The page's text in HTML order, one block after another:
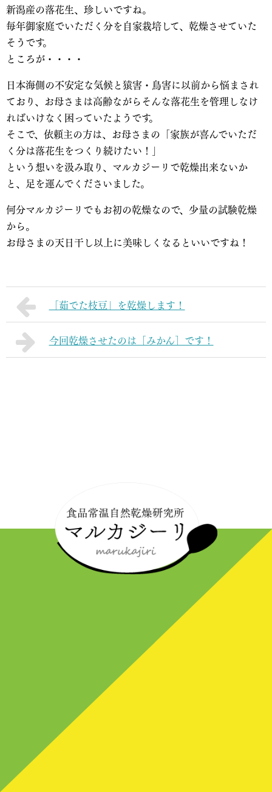
新潟産の落花生、珍しいですね。
毎年御家庭でいただく分を自家栽培して、乾燥させていた
そうです。
ところが・・・・
日本海側の不安定な気候と猿害・鳥害に以前から悩まされ
ており、お母さまは高齢ながらそんな落花生を管理しなけ
ればいけなく困っていたようです。
そこで、依頼主の方は、お母さまの「家族が喜んでいただ
く分は落花生をつくり続けたい！」
という想いを汲み取り、マルカジーリで乾燥出来ないか
と、足を運んでくださいました。
何分マルカジーリでもお初の乾燥なので、少量の試験乾燥
から。
お母さまの天日干し以上に美味しくなるといいですね！
「茹でた枝豆」を乾燥します！
今回乾燥させたのは［みかん］です！